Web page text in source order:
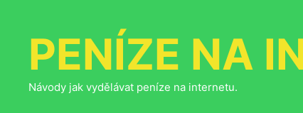
obsahPENÍZE NA
Návody jak vydělávat peníze na internetu.